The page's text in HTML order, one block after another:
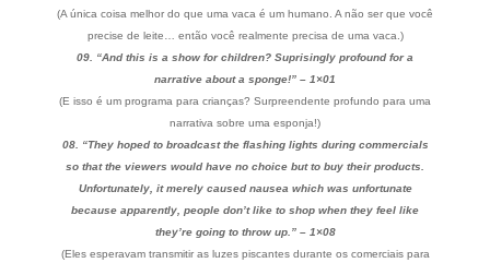
(A única coisa melhor do que uma vaca é um humano. A não ser que você
precise de leite… então você realmente precisa de uma vaca.)
09. “And this is a show for children? Suprisingly profound for a
narrative about a sponge!” – 1×01
(E isso é um programa para crianças? Surpreendente profundo para uma
narrativa sobre uma esponja!)
08. “They hoped to broadcast the flashing lights during commercials
so that the viewers would have no choice but to buy their products.
Unfortunately, it merely caused nausea which was unfortunate
because apparently, people don’t like to shop when they feel like
they’re going to throw up.” – 1×08
(Eles esperavam transmitir as luzes piscantes durante os comerciais para